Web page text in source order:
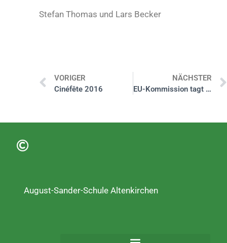
Stefan Thomas und Lars Becker
VORIGER
Cinéfête 2016
NÄCHSTER
EU-Kommission tagt in der Aula
August-Sander-Schule Altenkirchen